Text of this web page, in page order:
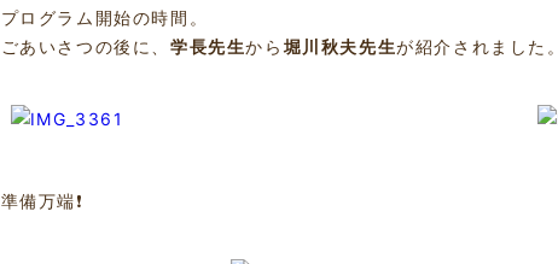
プログラム開始の時間。
ごあいさつの後に、学長先生から 堀川秋夫先生が紹介されました。
準備万端❗️